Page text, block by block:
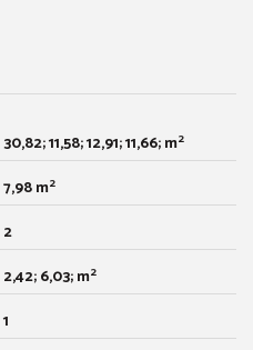
30,82; 11,58; 12,91; 11,66; m2
7,98 m2
2
2,42; 6,03; m2
1